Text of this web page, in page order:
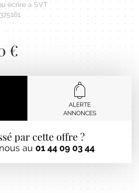
écrire à SVT
€
ALERTE
ANNONCES
par cette offre ?
au 01 44 09 03 44